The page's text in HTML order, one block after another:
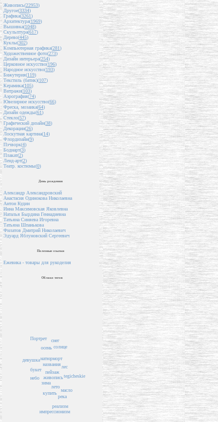
Живопись(22953)
Другое(3334)
Графика(3261)
Архитектура(1969)
Вышивка(1048)
Скульптура(617)
Дерево(445)
Куклы(302)
Компьютерная графика(281)
Художественное фото(273)
Дизайн интерьера(254)
Церковное искусство(196)
Народное искусство(193)
Бижутерия(119)
Текстиль (батик)(107)
Керамика(105)
Витражи(103)
Аэрография(74)
Ювелирное искусство(66)
Фреска, мозаика(64)
Дизайн одежды(61)
Стекло(57)
Графический дизайн(38)
Декорации(26)
Лоскутная картина(14)
Флордизайн(9)
Пэчворк(4)
Бодиарт(3)
Плакат(2)
Ленд-арт(2)
Театр. костюмы(0)
День рождения
Александр Александровский
Анастасия Одинокова Николаевна
Антон Кудин
Инна Максимовская Яковлевна
Наталья Бырдина Геннадиевна
Татьяна Синяева Игоревна
Татьяна Шпанькова
Филатов Дмитрий Николаевич
Эдуард Яблуновский Сергеевич
Полезные ссылки
Ежевика - товары для рукоделия
Облако тегов
пейзаж
названия
живопись
лето
натюрморт
купить
солнце
лес
зима
осень
букет
масло
река
снег
tegicheskie
реализм
небо
импрессионизм
Портрет
девушка